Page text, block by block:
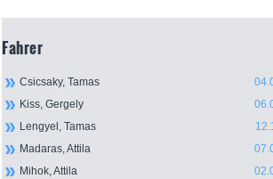
Fahrer
Csicsaky, Tamas
Kiss, Gergely
Lengyel, Tamas
Madaras, Attila
Mihok, Attila